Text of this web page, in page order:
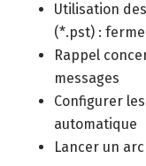
Utilisation
(*.pst) :
Rappel
messages
Configurer
automatique
Lancer un